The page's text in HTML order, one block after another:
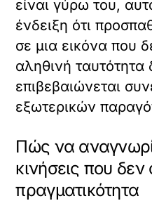
είναι γύρω του,
ένδειξη ότι
σε μια εικόνα που
αληθινή ταυτότητα
επιβεβαιώνεται
εξωτερικών
Πώς να
κινήσεις που δεν
πραγματικότητα